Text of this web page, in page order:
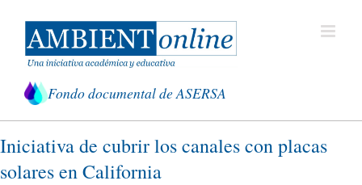
contenido
Fondo documental de ASERSA
Iniciativa de cubrir los canales con placas
solares en California